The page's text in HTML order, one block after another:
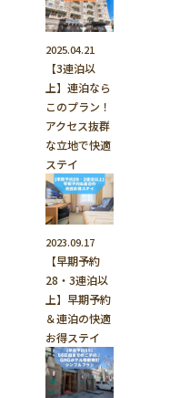
2025.04.21
【3連泊以
上】連泊なら
このプラン！
アクセス抜群
な立地で快適
ステイ
2023.09.17
【早期予約
28・3連泊以
上】早期予約
＆連泊の快適
お得ステイ